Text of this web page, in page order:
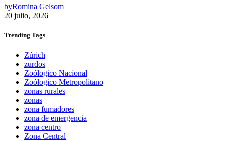
byRomina Gelsom
20 julio, 2026
Trending Tags
Zúrich
zurdos
Zoólogico Nacional
Zoólogico Metropolitano
zonas rurales
zonas
zona fumadores
zona de emergencia
zona centro
Zona Central